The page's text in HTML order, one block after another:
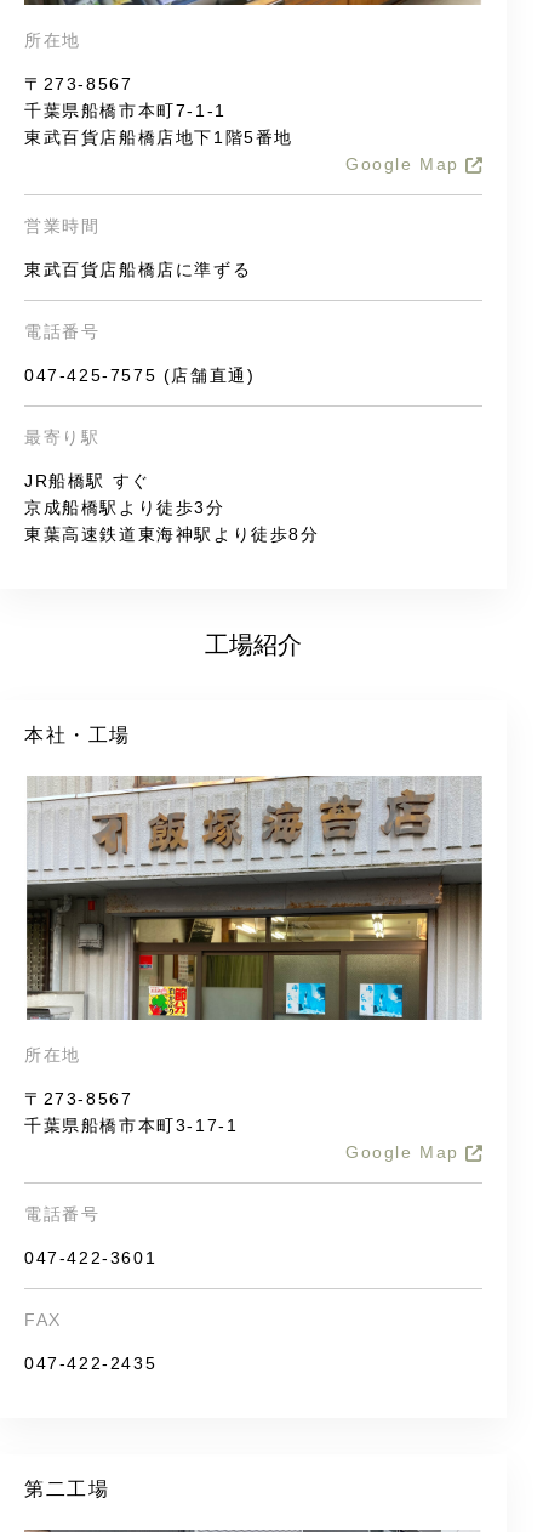
所在地
〒273-8567
千葉県船橋市本町7-1-1
東武百貨店船橋店地下1階5番地
Google Map
営業時間
東武百貨店船橋店に準ずる
電話番号
047-425-7575 (店舗直通)
最寄り駅
JR船橋駅 すぐ
京成船橋駅より徒歩3分
東葉高速鉄道東海神駅より徒歩8分
工場紹介
本社・工場
所在地
〒273-8567
千葉県船橋市本町3-17-1
Google Map
電話番号
047-422-3601
FAX
047-422-2435
第二工場